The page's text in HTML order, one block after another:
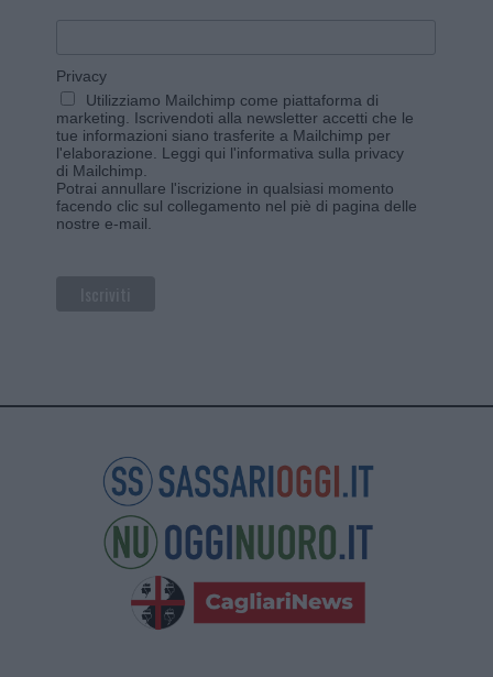
Privacy
Utilizziamo Mailchimp come piattaforma di
marketing. Iscrivendoti alla newsletter accetti che le
tue informazioni siano trasferite a Mailchimp per
l'elaborazione. Leggi qui l'informativa sulla privacy
di Mailchimp
Potrai annullare l'iscrizione in qualsiasi momento
facendo clic sul collegamento nel piè di pagina delle
nostre e-mail.